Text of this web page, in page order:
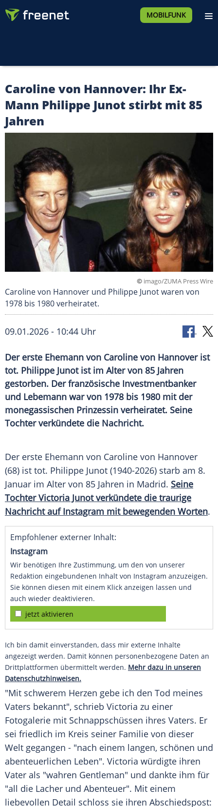
MOBILFUNK
Caroline von Hannover: Ihr Ex-
Mann Philippe Junot stirbt mit 85
Jahren
© imago/ZUMA Press Wire
Caroline von Hannover und Philippe Junot waren von
1978 bis 1980 verheiratet.
09.01.2026 - 10:44 Uhr
Der erste Ehemann von Caroline von Hannover ist
tot. Philippe Junot ist im Alter von 85 Jahren
gestorben. Der französische Investmentbanker
und Lebemann war von 1978 bis 1980 mit der
monegassischen Prinzessin verheiratet. Seine
Tochter verkündete die Nachricht.
Der erste Ehemann von Caroline von Hannover
(68) ist tot. Philippe Junot (1940-2026) starb am 8.
Januar im Alter von 85 Jahren in Madrid. Seine
Tochter Victoria Junot verkündete die traurige
Nachricht auf Instagram mit bewegenden Worten.
Empfohlener externer Inhalt:
Instagram
Wir benötigen Ihre Zustimmung, um den von unserer
Redaktion eingebundenen Inhalt von Instagram anzuzeigen.
Sie können diesen mit einem Klick anzeigen lassen und
auch wieder deaktivieren.
jetzt aktivieren
Ich bin damit einverstanden, dass mir externe Inhalte
angezeigt werden. Damit können personenbezogene Daten an
Drittplattformen übermittelt werden. Mehr dazu in unseren
Datenschutzhinweisen.
"Mit schwerem Herzen gebe ich den Tod meines
Vaters bekannt", schrieb Victoria zu einer
Fotogalerie mit Schnappschüssen ihres Vaters. Er
sei friedlich im Kreis seiner Familie von dieser
Welt gegangen - "nach einem langen, schönen und
abenteuerlichen Leben". Victoria würdigte ihren
Vater als "wahren Gentleman" und dankte ihm für
"all die Lacher und Abenteuer". Mit einem
liebevollen Detail schloss sie ihren Abschiedspost: